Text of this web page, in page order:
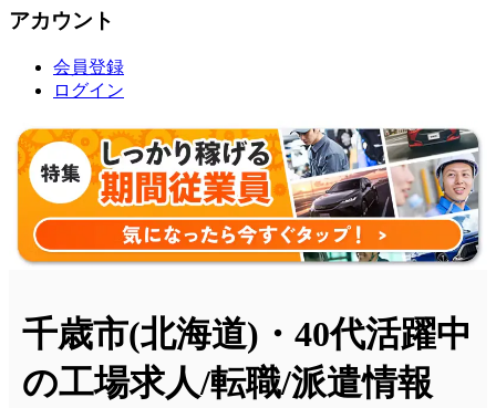
アカウント
会員登録
ログイン
千歳市(北海道)・40代活躍中
の工場求人/転職/派遣情報